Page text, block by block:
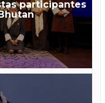
participantes